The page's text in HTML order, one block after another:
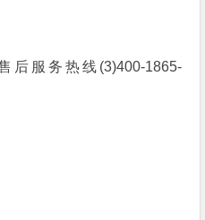
服务热线(3)400-1865-